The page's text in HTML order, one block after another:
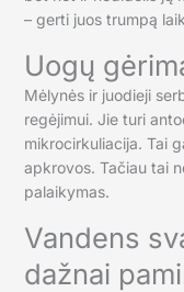
– gerti juos trumpą
Uogų
Mėlynės ir juodieji
regėjimui. Jie turi
mikrocirkuliacija. Tai
apkrovos. Tačiau tai
palaikymas.
Vandens
dažnai